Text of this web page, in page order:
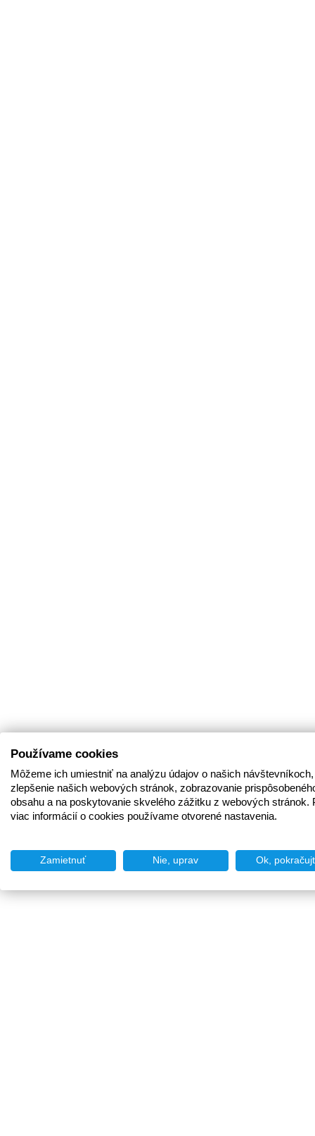
Používame cookies
Môžeme ich umiestniť na analýzu údajov o našich
zlepšenie našich webových stránok, zobrazovanie
obsahu a na poskytovanie skvelého zážitku z webových stránok.
viac informácií o cookies používame otvorené nastavenia.
Zamietnuť Nie, uprav Ok,